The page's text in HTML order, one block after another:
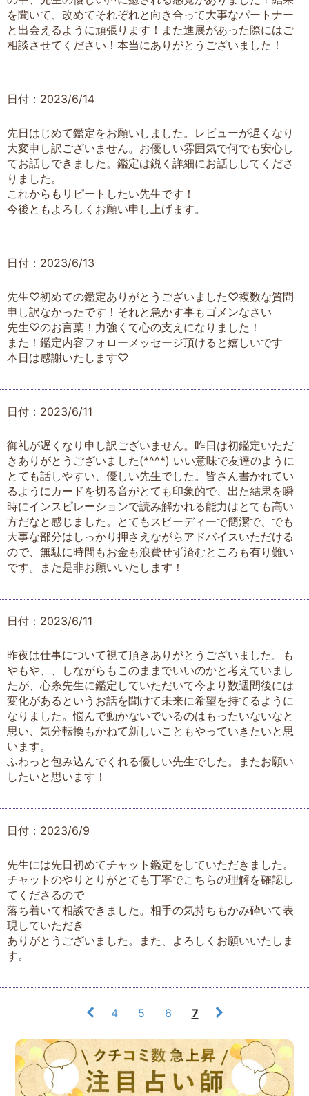
を聞いて、改めてそれぞれと向き合って大事なパートナー
と出会えるように頑張ります！また進展があった際にはご
相談させてください！本当にありがとうございました！
日付：2023/6/14
先日はじめて鑑定をお願いしました。レビューが遅くなり
大変申し訳ございません。お優しい雰囲気で何でも安心し
てお話しできました。鑑定は鋭く詳細にお話ししてくださ
りました。
これからもリピートしたい先生です！
今後ともよろしくお願い申し上げます。
日付：2023/6/13
先生♡初めての鑑定ありがとうございました♡複数な質問
申し訳なかったです！それと急かす事もゴメンなさい
先生♡のお言葉！力強くて心の支えになりました！
また！鑑定内容フォローメッセージ頂けると嬉しいです
本日は感謝いたします♡
日付：2023/6/11
御礼が遅くなり申し訳ございません。昨日は初鑑定いただ
きありがとうございました(*^^*) いい意味で友達のように
とても話しやすい、優しい先生でした。皆さん書かれてい
るようにカードを切る音がとても印象的で、出た結果を瞬
時にインスピレーションで読み解かれる能力はとても高い
方だなと感じました。とてもスピーディーで簡潔で、でも
大事な部分はしっかり押さえながらアドバイスいただける
ので、無駄に時間もお金も浪費せず済むところも有り難い
です。また是非お願いいたします！
日付：2023/6/11
昨夜は仕事について視て頂きありがとうございました。も
やもや、、しながらもこのままでいいのかと考えていまし
たが、心糸先生に鑑定していただいて今より数週間後には
変化があるというお話を聞けて未来に希望を持てるように
なりました。悩んで動かないでいるのはもったいないなと
思い、気分転換もかねて新しいこともやっていきたいと思
います。
ふわっと包み込んでくれる優しい先生でした。またお願い
したいと思います！
日付：2023/6/9
先生には先日初めてチャット鑑定をしていただきました。
チャットのやりとりがとても丁寧でこちらの理解を確認し
てくださるので
落ち着いて相談できました。相手の気持ちもかみ砕いて表
現していただき
ありがとうございました。また、よろしくお願いいたしま
す。
4 5 6 7